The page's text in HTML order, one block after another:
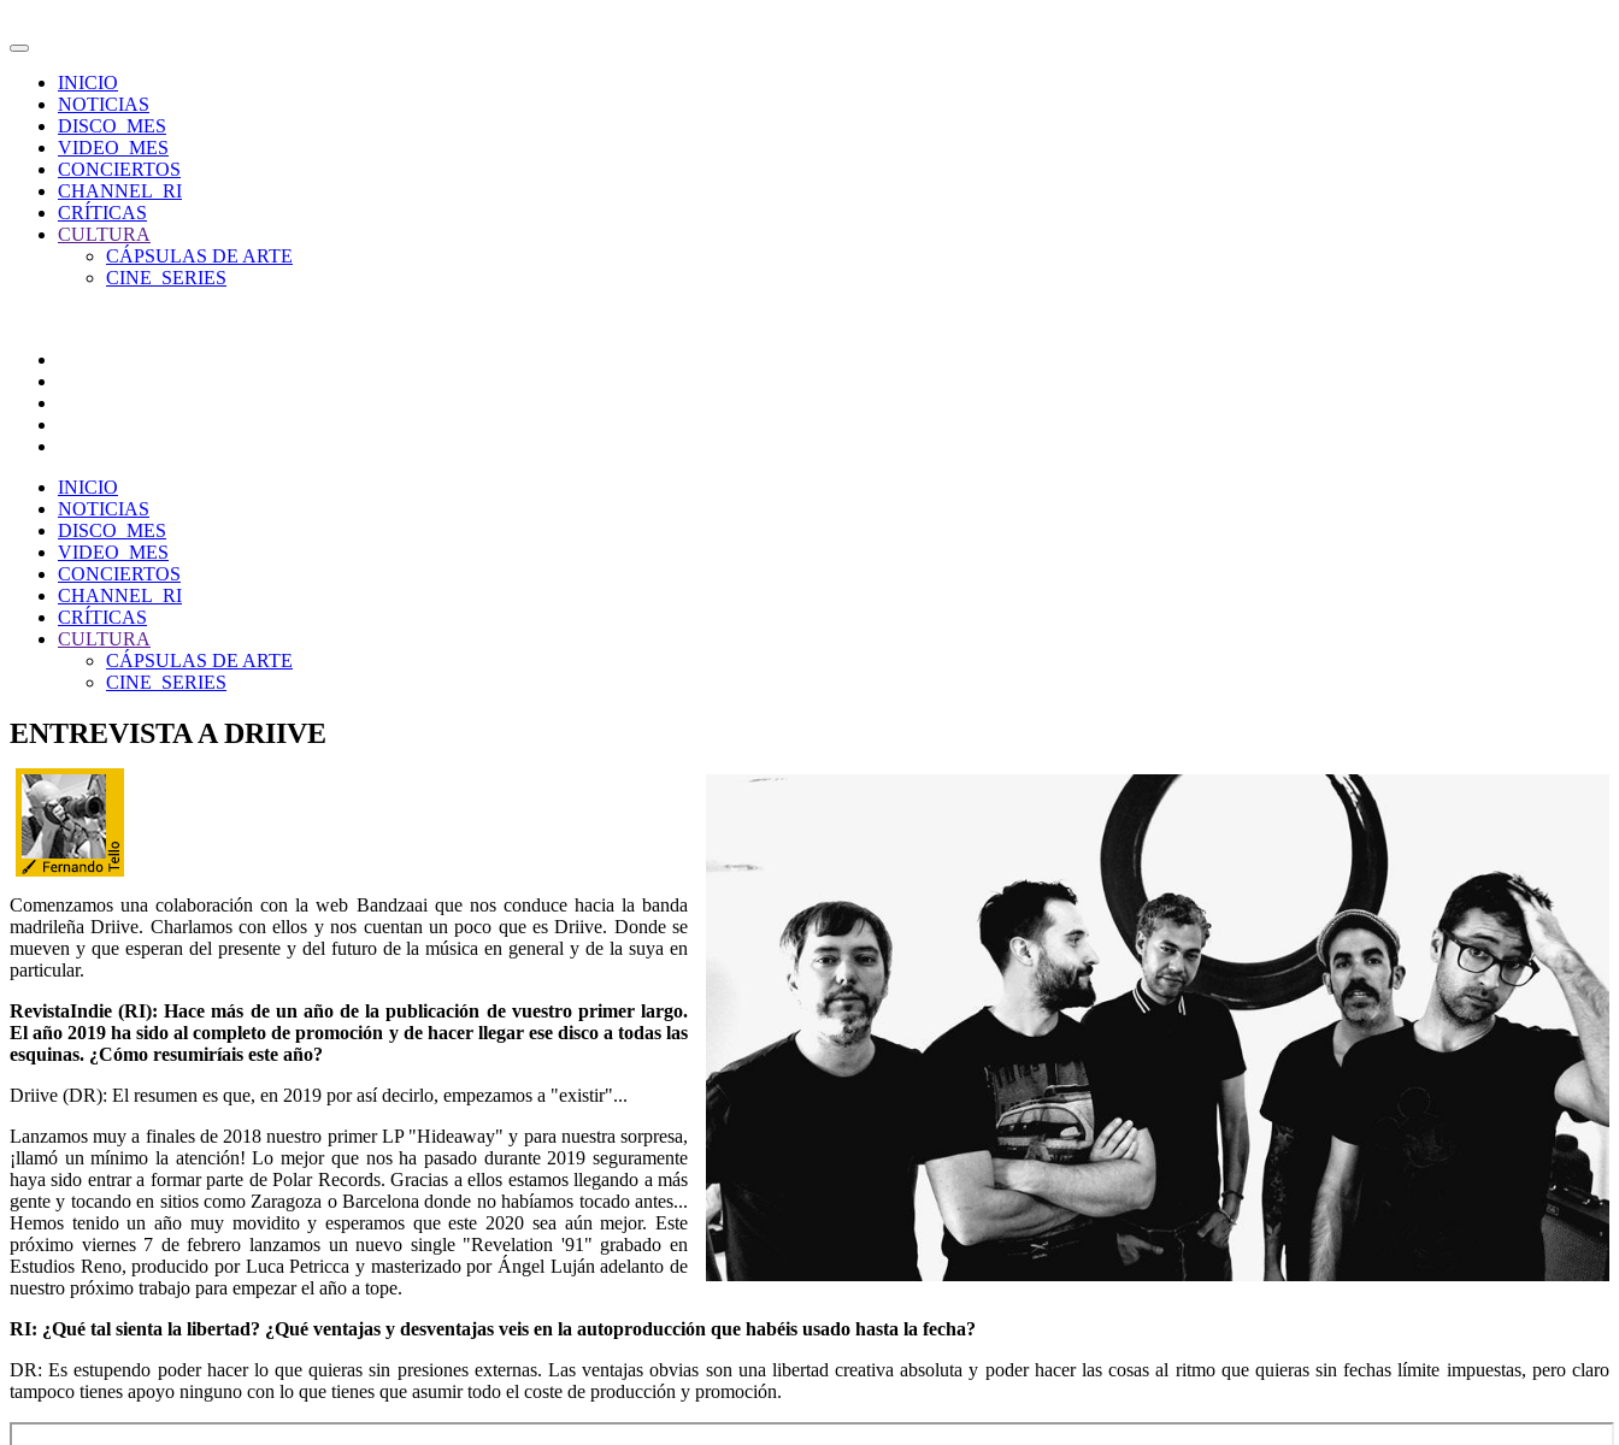
INICIO
NOTICIAS
DISCO_MES
VIDEO_MES
CONCIERTOS
CHANNEL_RI
CRÍTICAS
CULTURA
CÁPSULAS DE ARTE
CINE_SERIES
INICIO
NOTICIAS
DISCO_MES
VIDEO_MES
CONCIERTOS
CHANNEL_RI
CRÍTICAS
CULTURA
CÁPSULAS DE ARTE
CINE_SERIES
ENTREVISTA A DRIIVE
Comenzamos una colaboración con la web Bandzaai que nos conduce hacia la banda
madrileña Driive. Charlamos con ellos y nos cuentan un poco que es Driive. Donde se
mueven y que esperan del presente y del futuro de la música en general y de la suya en
particular.
RevistaIndie (RI): Hace más de un año de la publicación de vuestro primer largo.
El año 2019 ha sido al completo de promoción y de hacer llegar ese disco a todas las
esquinas. ¿Cómo resumiríais este año?
Driive (DR): El resumen es que, en 2019 por así decirlo, empezamos a "existir"...
Lanzamos muy a finales de 2018 nuestro primer LP "Hideaway" y para nuestra sorpresa,
¡llamó un mínimo la atención! Lo mejor que nos ha pasado durante 2019 seguramente
haya sido entrar a formar parte de Polar Records. Gracias a ellos estamos llegando a más
gente y tocando en sitios como Zaragoza o Barcelona donde no habíamos tocado antes...
Hemos tenido un año muy movidito y esperamos que este 2020 sea aún mejor. Este
próximo viernes 7 de febrero lanzamos un nuevo single "Revelation '91" grabado en
Estudios Reno, producido por Luca Petricca y masterizado por Ángel Luján adelanto de
nuestro próximo trabajo para empezar el año a tope.
RI: ¿Qué tal sienta la libertad? ¿Qué ventajas y desventajas veis en la autoproducción que habéis usado hasta la fecha?
DR: Es estupendo poder hacer lo que quieras sin presiones externas. Las ventajas obvias son una libertad creativa absoluta y poder hacer las cosas al ritmo que quieras sin fechas límite impuestas, pero claro
tampoco tienes apoyo ninguno con lo que tienes que asumir todo el coste de producción y promoción.